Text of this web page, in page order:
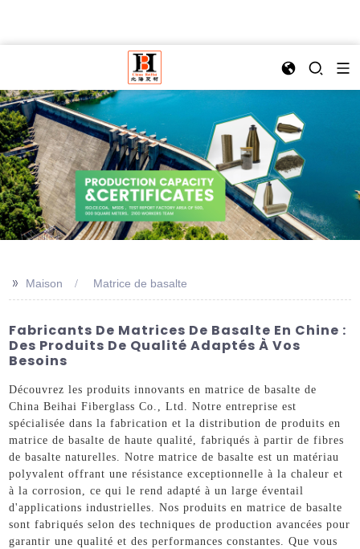
>> Maison Matrice de basalte
Fabricants De Matrices De Basalte En Chine :
Des Produits De Qualité Adaptés À Vos
Besoins
Découvrez les produits innovants en matrice de basalte de
China Beihai Fiberglass Co., Ltd. Notre entreprise est
spécialisée dans la fabrication et la distribution de produits en
matrice de basalte de haute qualité, fabriqués à partir de fibres
de basalte naturelles. Notre matrice de basalte est un matériau
polyvalent offrant une résistance exceptionnelle à la chaleur et
à la corrosion, ce qui le rend adapté à un large éventail
d'applications industrielles. Nos produits en matrice de basalte
sont fabriqués selon des techniques de production avancées pour
garantir une qualité et des performances constantes. Que vous